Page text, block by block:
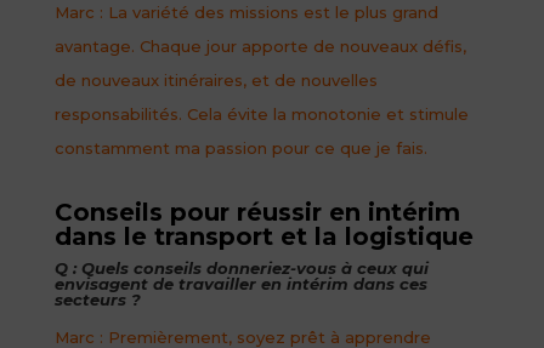
Marc : La variété des missions est le plus grand
avantage. Chaque jour apporte de nouveaux défis,
de nouveaux itinéraires, et de nouvelles
responsabilités. Cela évite la monotonie et stimule
constamment ma passion pour ce que je fais.
Conseils pour réussir en intérim
dans le transport et la logistique
Q : Quels conseils donneriez-vous à ceux qui
envisagent de travailler en intérim dans ces
secteurs ?
Marc : Premièrement, soyez prêt à apprendre